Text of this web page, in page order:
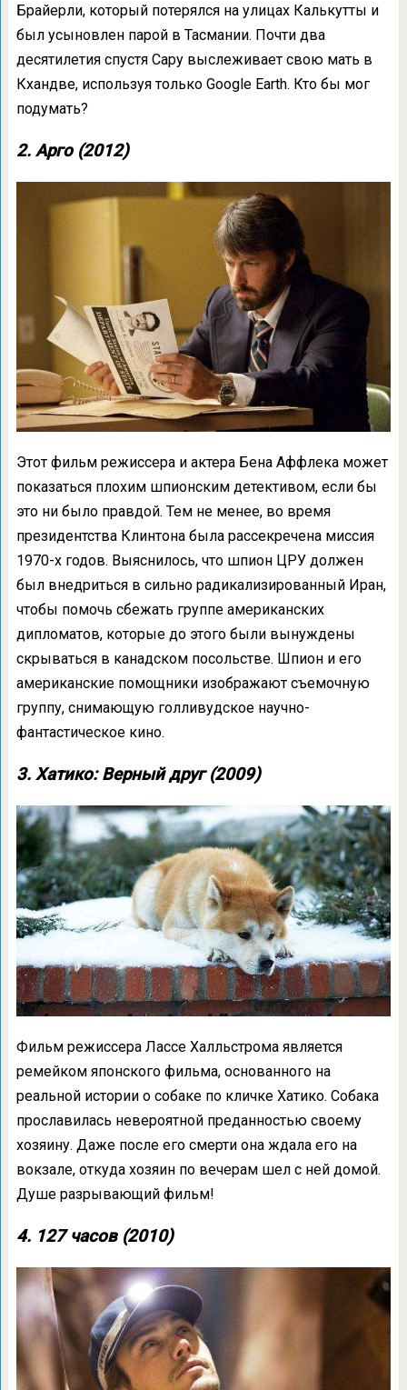
Брайерли, который потерялся на улицах Калькутты и
был усыновлен парой в Тасмании. Почти два
десятилетия спустя Сару выслеживает свою мать в
Кхандве, используя только Google Earth. Кто бы мог
подумать?
2. Арго (2012)
Этот фильм режиссера и актера Бена Аффлека может
показаться плохим шпионским детективом, если бы
это ни было правдой. Тем не менее, во время
президентства Клинтона была рассекречена миссия
1970-х годов. Выяснилось, что шпион ЦРУ должен
был внедриться в сильно радикализированный Иран,
чтобы помочь сбежать группе американских
дипломатов, которые до этого были вынуждены
скрываться в канадском посольстве. Шпион и его
американские помощники изображают съемочную
группу, снимающую голливудское научно-
фантастическое кино.
3. Хатико: Верный друг (2009)
Фильм режиссера Лассе Халльстрома является
ремейком японского фильма, основанного на
реальной истории о собаке по кличке Хатико. Собака
прославилась невероятной преданностью своему
хозяину. Даже после его смерти она ждала его на
вокзале, откуда хозяин по вечерам шел с ней домой.
Душе разрывающий фильм!
4. 127 часов (2010)